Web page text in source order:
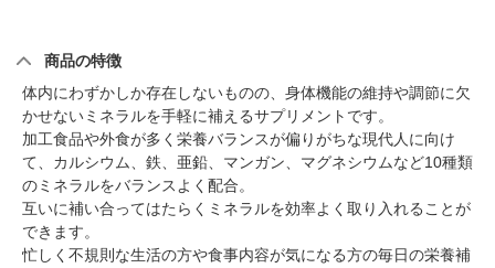
商品の特徴
体内にわずかしか存在しないものの、身体機能の維持や調節に欠
かせないミネラルを手軽に補えるサプリメントです。
加工食品や外食が多く栄養バランスが偏りがちな現代人に向け
て、カルシウム、鉄、亜鉛、マンガン、マグネシウムなど10種類
のミネラルをバランスよく配合。
互いに補い合ってはたらくミネラルを効率よく取り入れることが
できます。
忙しく不規則な生活の方や食事内容が気になる方の毎日の栄養補